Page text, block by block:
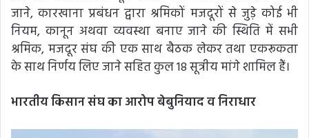
जाने, कारखाना प्रबंधन द्वारा श्रमिकों मजदूरों से जुड़े कोई भी
नियम, कानून अथवा व्यवस्था बनाए जाने की स्थिति में सभी
श्रमिक, मजदूर संघ की एक साथ बैठक लेकर तथा एकरूकता
के साथ निर्णय लिए जाने सहित कुल 18 सूत्रीय मांगे शामिल हैं।
भारतीय किसान संघ का आरोप बेबुनियाद व निराधार